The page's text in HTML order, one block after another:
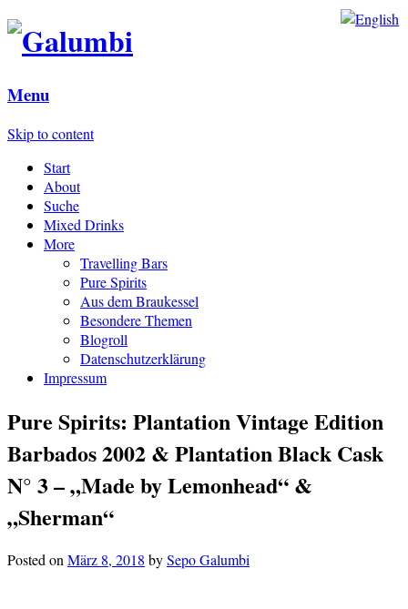
Menu
Skip to content
Start
About
Suche
Mixed Drinks
More
Travelling Bars
Pure Spirits
Aus dem Braukessel
Besondere Themen
Blogroll
Datenschutzerklärung
Impressum
Pure Spirits: Plantation Vintage Edition
Barbados 2002 & Plantation Black Cask
N° 3 – „Made by Lemonhead“ &
„Sherman“
Posted onMärz 8, 2018 bySepo Galumbi